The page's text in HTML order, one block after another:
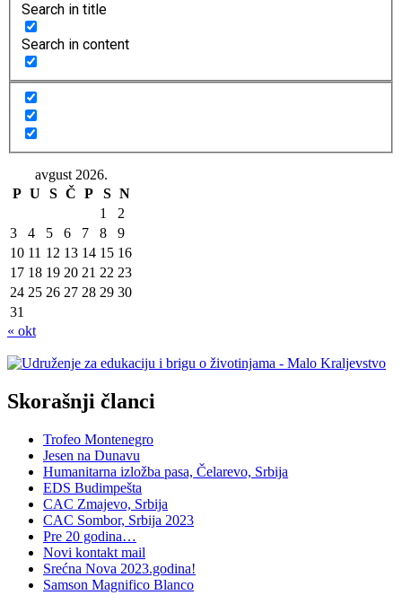
Search in title
Search in content
avgust 2026.
P U S Č P S N
1
2
3
4 5 6 7 8
9
10 11 12 13 14 15 16
17 18 19 20 21 22 23
24 25 26 27 28 29 30
31
« okt
Skorašnji članci
Trofeo Montenegro
Jesen na Dunavu
Humanitarna izložba pasa, Čelarevo, Srbija
EDS Budimpešta
CAC Zmajevo, Srbija
CAC Sombor, Srbija 2023
Pre 20 godina…
Novi kontakt mail
Srećna Nova 2023.godina!
Samson Magnifico Blanco